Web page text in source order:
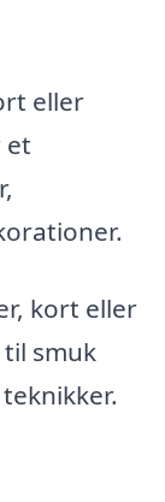
eller
et
kort eller
smuk